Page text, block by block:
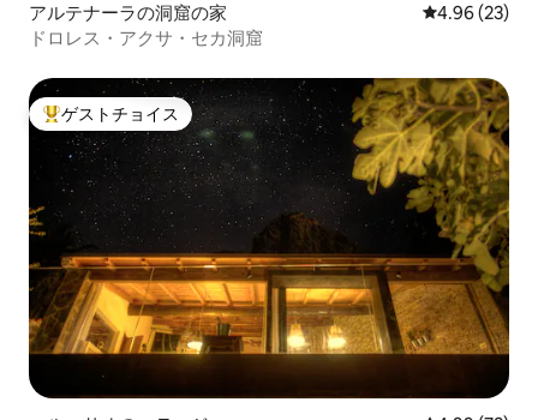
アルテナーラの洞窟の家 レビュー23
4.96 (23)
ドロレス・アクサ・セカ洞窟
大好評のゲストチョイスです。
ゲストチョイス